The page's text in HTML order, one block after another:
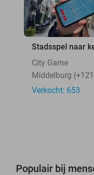
Stadsspel naar
City Game
Middelburg
Verkocht: 653
Populair bij